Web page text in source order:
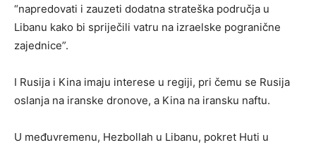
“napredovati i zauzeti dodatna strateška područja u
Libanu kako bi spriječili vatru na izraelske pogranične
zajednice”.
I Rusija i Kina imaju interese u regiji, pri čemu se Rusija
oslanja na iranske dronove, a Kina na iransku naftu.
U međuvremenu, Hezbollah u Libanu, pokret Huti u